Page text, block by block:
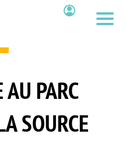
AU PARC
SOURCE